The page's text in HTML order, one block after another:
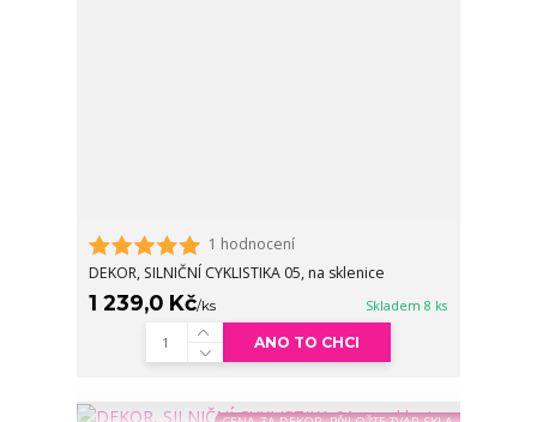
1 hodnocení
DEKOR, SILNIČNÍ CYKLISTIKA 05, na sklenice
1 239,0 Kč/ks Skladem 8 ks
ANO TO CHCI